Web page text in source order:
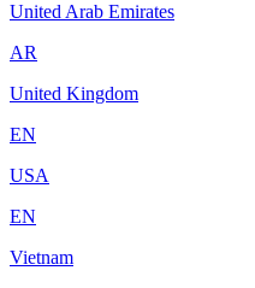
United Arab Emirates
AR
United Kingdom
EN
USA
EN
Vietnam